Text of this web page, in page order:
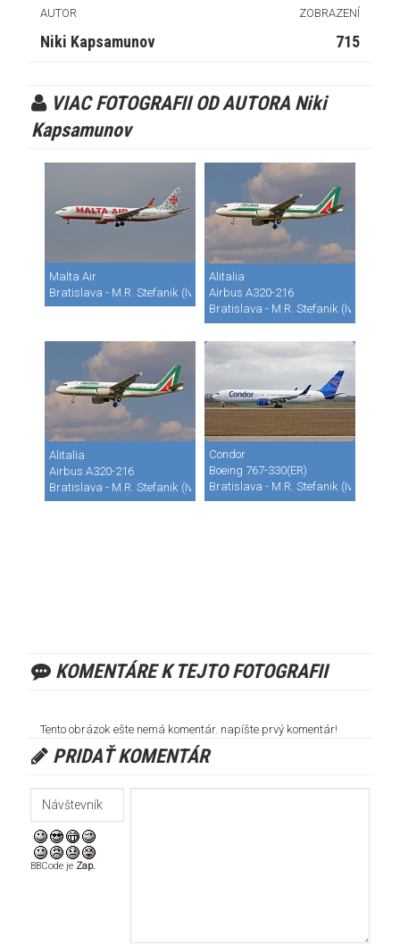
AUTOR ZOBRAZENÍ
Niki Kapsamunov 715
VIAC FOTOGRAFII OD AUTORA Niki
Kapsamunov
Malta Air
Bratislava - M.R. Stefanik (Ivanka) (BTS / LZIB)
Alitalia
Airbus A320-216
Bratislava - M.R. Stefanik (Ivanka)
Alitalia
Airbus A320-216
Bratislava - M.R. Stefanik (Ivanka) (BTS / LZIB)
Condor
Boeing 767-330(ER)
Bratislava - M.R. Stefanik (Ivanka)
KOMENTÁRE K TEJTO FOTOGRAFII
Tento obrázok ešte nemá komentár. napíšte prvý komentár!
PRIDAŤ KOMENTÁR
BBCode je Zap.